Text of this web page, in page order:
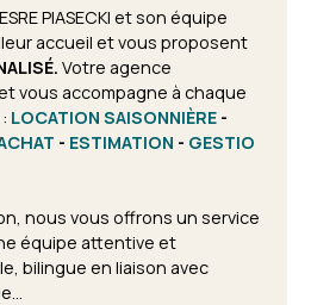
PIASECKI et son équipe
accueil et vous proposent
Votre agence
vous accompagne à chaque
: LOCATION SAISONNIÈRE -
- ESTIMATION - GESTIO
nous vous offrons un service
équipe attentive et
bilingue en liaison avec